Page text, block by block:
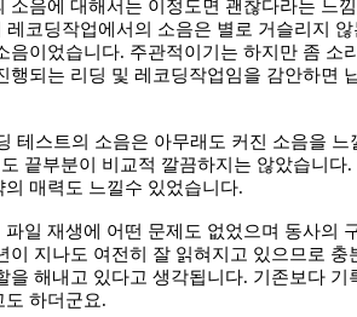
소음에 대해서는 이정도면 괜찮다라는 느
레코딩작업에서의 소음은 별로 거슬리지
음이었습니다. 주관적이기는 하지만 좀 소
행되는 리딩 및 레코딩작업임을 감안하면
테스트의 소음은 아무래도 커진 소음을 느
끝부분이 비교적 깔끔하지는 않았습니다
매력도 느낄수 있었습니다.
일 재생에 어떤 문제도 없었으며 동사의
이 지나도 여전히 잘 읽혀지고 있으므로 충
을 해내고 있다고 생각됩니다. 기존보다 기
하더군요.